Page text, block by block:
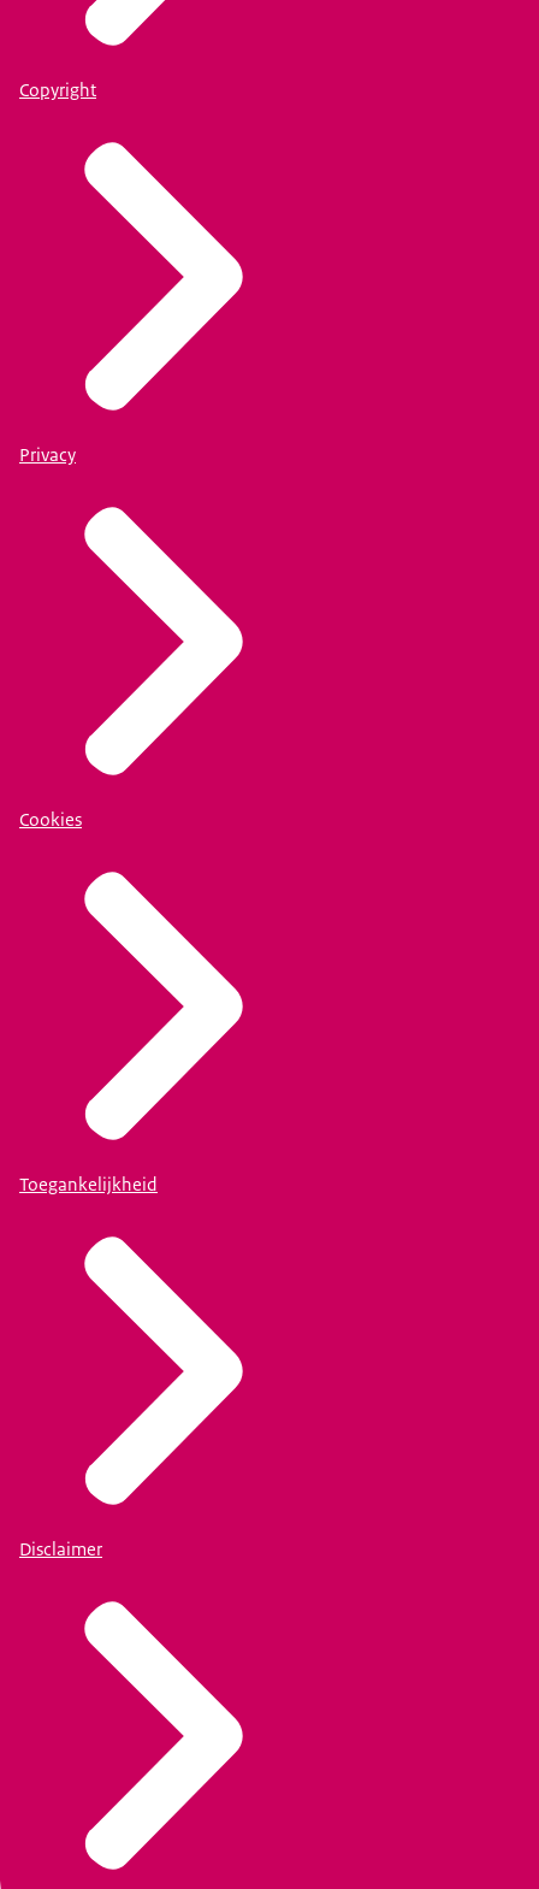
Copyright
Privacy
Cookies
Toegankelijkheid
Disclaimer